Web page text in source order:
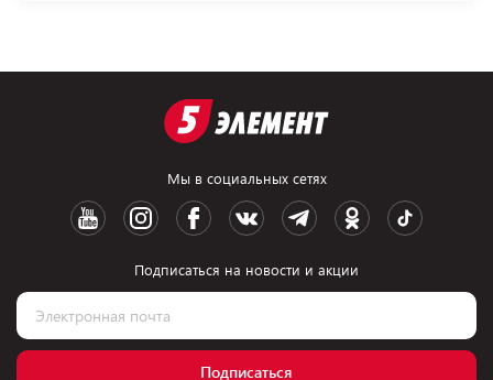
Мы в социальных сетях
Подписаться на новости и акции
Подписаться